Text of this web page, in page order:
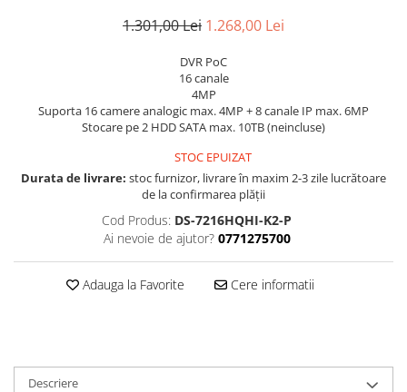
1.301,00 Lei 1.268,00 Lei
DVR PoC
16 canale
4MP
Suporta 16 camere analogic max. 4MP + 8 canale IP max. 6MP
Stocare pe 2 HDD SATA max. 10TB (neincluse)
STOC EPUIZAT
Durata de livrare: stoc furnizor, livrare în maxim 2-3 zile lucrătoare
de la confirmarea plății
Cod Produs: DS-7216HQHI-K2-P
Ai nevoie de ajutor? 0771275700
Adauga la Favorite Cere informatii
Descriere